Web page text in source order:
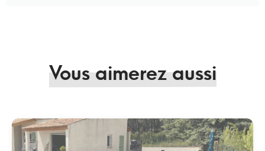
Vous aimerez aussi